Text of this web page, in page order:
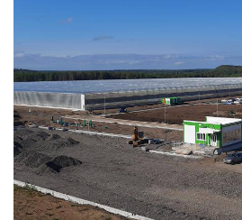
Смотреть проект